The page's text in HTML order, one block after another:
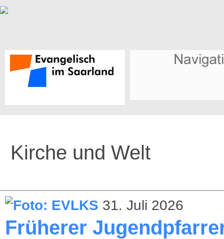
Kirche und Welt
31. Juli 2026
Früherer